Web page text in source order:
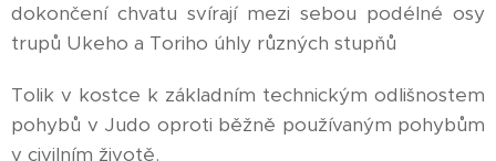
dokončení chvatu svírají mezi sebou podélné osy
trupů Ukeho a Toriho úhly různých stupňů
Tolik v kostce k základním technickým odlišnostem
pohybů v Judo oproti běžně používaným pohybům
v civilním životě.